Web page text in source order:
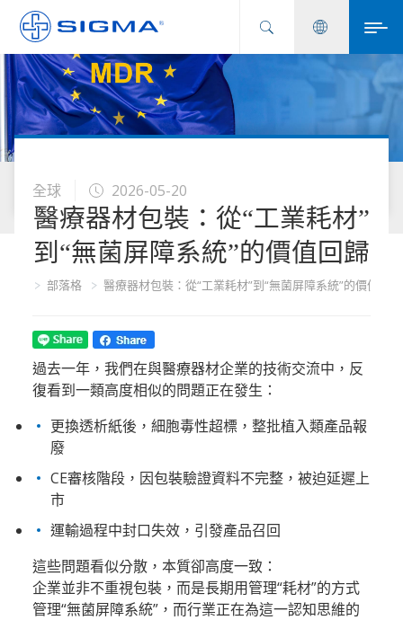
全球 2026-05-20
醫療器材包裝：從“工業耗材”
到“無菌屏障系統”的價值回歸
部落格 醫療器材包裝：從“工業耗材”到“無菌屏障系統”的價值回歸
過去一年，我們在與醫療器材企業的技術交流中，反
復看到一類高度相似的問題正在發生：
更換透析紙後，細胞毒性超標，整批植入類產品報
廢
CE審核階段，因包裝驗證資料不完整，被迫延遲上
市
運輸過程中封口失效，引發產品召回
這些問題看似分散，本質卻高度一致：
企業並非不重視包裝，而是長期用管理“耗材”的方式
管理“無菌屏障系統”，而行業正在為這一認知思維的